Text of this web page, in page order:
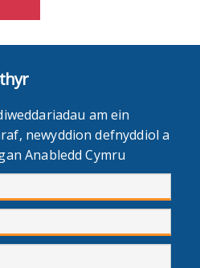
am ein
newyddion defnyddiol a
Anabledd Cymru